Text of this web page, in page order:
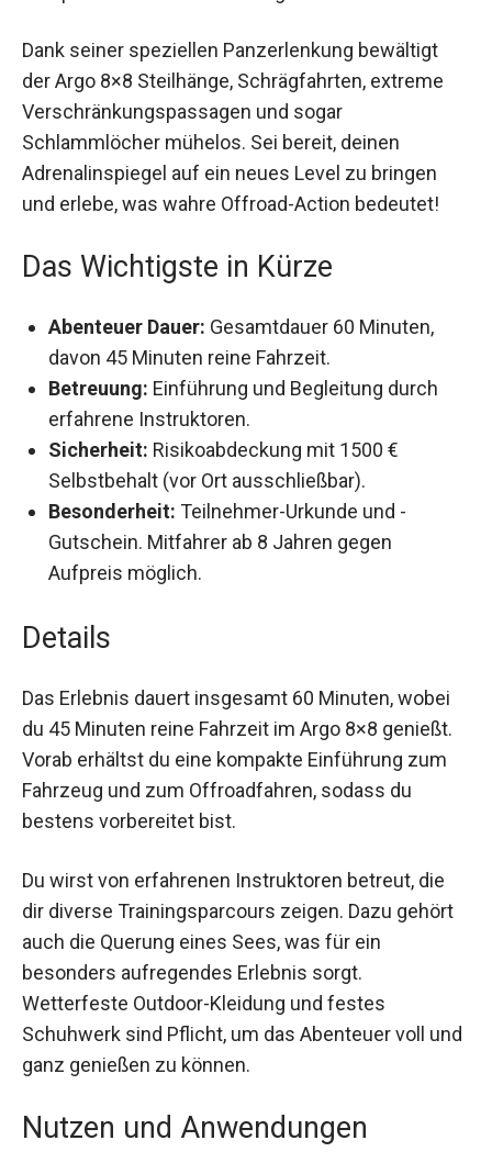
Dank seiner speziellen Panzerlenkung bewältigt
der Argo 8×8 Steilhänge, Schrägfahrten, extreme
Verschränkungspassagen und sogar
Schlammlöcher mühelos. Sei bereit, deinen
Adrenalinspiegel auf ein neues Level zu bringen
und erlebe, was wahre Offroad-Action bedeutet!
Das Wichtigste in Kürze
Abenteuer Dauer: Gesamtdauer 60 Minuten,
davon 45 Minuten reine Fahrzeit.
Betreuung: Einführung und Begleitung durch
erfahrene Instruktoren.
Sicherheit: Risikoabdeckung mit 1500 €
Selbstbehalt (vor Ort ausschließbar).
Besonderheit: Teilnehmer-Urkunde und -
Gutschein. Mitfahrer ab 8 Jahren gegen
Aufpreis möglich.
Details
Das Erlebnis dauert insgesamt 60 Minuten, wobei
du 45 Minuten reine Fahrzeit im Argo 8×8 genießt.
Vorab erhältst du eine kompakte Einführung zum
Fahrzeug und zum Offroadfahren, sodass du
bestens vorbereitet bist.
Du wirst von erfahrenen Instruktoren betreut, die
dir diverse Trainingsparcours zeigen. Dazu gehört
auch die Querung eines Sees, was für ein
besonders aufregendes Erlebnis sorgt.
Wetterfeste Outdoor-Kleidung und festes
Schuhwerk sind Pflicht, um das Abenteuer voll und
ganz genießen zu können.
Nutzen und Anwendungen